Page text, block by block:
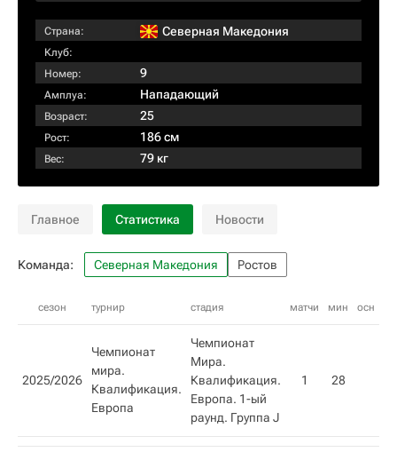
Страна: Северная Македония
Клуб:
Номер:
9
Амплуа: Нападающий
Возраст: 25
Рост: 186 см
Вес: 79 кг
Главное Статистика Новости
Команда: Северная Македония Ростов
сезон турнир стадия матчи мин осн
2025/2026
Чемпионат
мира.
Квалификация.
Европа
Чемпионат
Мира.
Квалификация.
Европа. 1-ый
раунд. Группа J
1 28